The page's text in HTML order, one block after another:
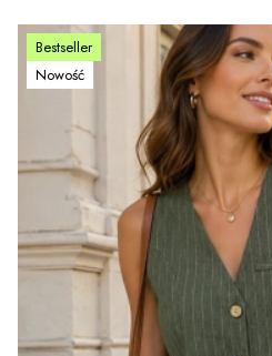
Bestseller
Nowość